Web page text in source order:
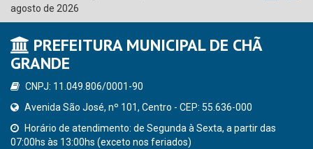
agosto de 2026
PREFEITURA MUNICIPAL DE CHÃ
GRANDE
CNPJ: 11.049.806/0001-90
Avenida São José, nº 101, Centro - CEP: 55.636-000
Horário de atendimento: de Segunda à Sexta, a partir das
07:00hs às 13:00hs (exceto nos feriados)